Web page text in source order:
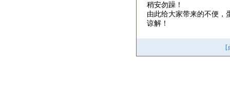
稍安勿躁！
由此给大家带来的不便，
谅解！
[